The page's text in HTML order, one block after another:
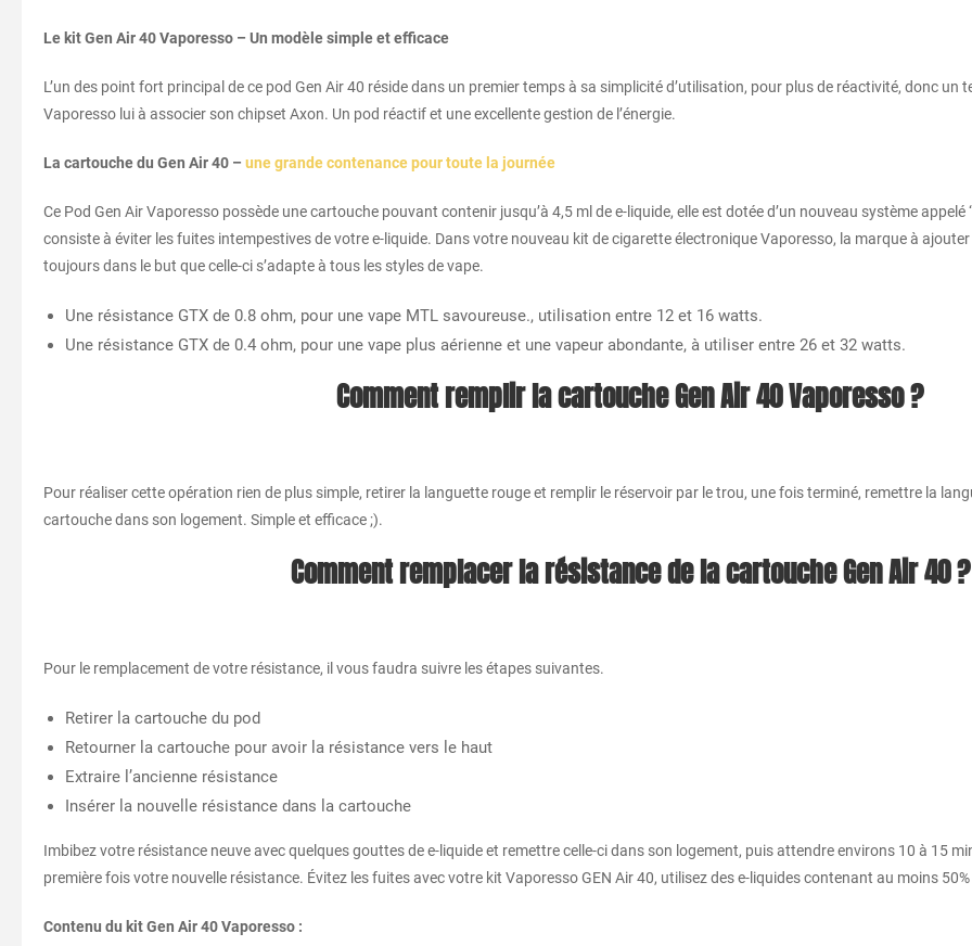
Le kit Gen Air 40 Vaporesso – Un modèle simple et efficace
L’un des point fort principal de ce pod Gen Air 40 réside dans un premier temps à sa simplicité d’utilisation, pour plus de réactivité, donc un
Vaporesso lui à associer son chipset Axon. Un pod réactif et une excellente gestion de l’énergie.
La cartouche du Gen Air 40 – une grande contenance pour toute la journée
Ce Pod Gen Air Vaporesso possède une cartouche pouvant contenir jusqu’à 4,5 ml de e-liquide, elle est dotée d’un nouveau système appelé
consiste à éviter les fuites intempestives de votre e-liquide. Dans votre nouveau kit de cigarette électronique Vaporesso, la marque à
toujours dans le but que celle-ci s’adapte à tous les styles de vape.
Une résistance GTX de 0.8 ohm, pour une vape MTL savoureuse., utilisation entre 12 et 16 watts.
Une résistance GTX de 0.4 ohm, pour une vape plus aérienne et une vapeur abondante, à utiliser entre 26 et 32 watts.
Comment remplir la cartouche Gen Air 40 Vaporesso ?
Pour réaliser cette opération rien de plus simple, retirer la languette rouge et remplir le réservoir par le trou, une fois terminé, remettre la
cartouche dans son logement. Simple et efficace ;).
Comment remplacer la résistance de la cartouche Gen Air 40 ?
Pour le remplacement de votre résistance, il vous faudra suivre les étapes suivantes.
Retirer la cartouche du pod
Retourner la cartouche pour avoir la résistance vers le haut
Extraire l’ancienne résistance
Insérer la nouvelle résistance dans la cartouche
Imbibez votre résistance neuve avec quelques gouttes de e-liquide et remettre celle-ci dans son logement, puis attendre environs 10 à 15
première fois votre nouvelle résistance. Évitez les fuites avec votre kit Vaporesso GEN Air 40, utilisez des e-liquides contenant au moins
Contenu du kit Gen Air 40 Vaporesso :